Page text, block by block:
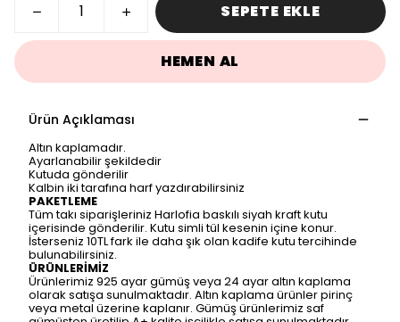
SEPETE EKLE
HEMEN AL
Ürün Açıklaması
Altın kaplamadır.
Ayarlanabilir şekildedir
Kutuda gönderilir
Kalbin iki tarafına harf yazdırabilirsiniz
PAKETLEME
Tüm takı siparişleriniz Harlofia baskılı siyah kraft kutu
içerisinde gönderilir. Kutu simli tül kesenin içine konur.
İsterseniz 10TL fark ile daha şık olan kadife kutu tercihinde
bulunabilirsiniz.
ÜRÜNLERİMİZ
Ürünlerimiz 925 ayar gümüş veya 24 ayar altın kaplama
olarak satışa sunulmaktadır. Altın kaplama ürünler pirinç
veya metal üzerine kaplanır. Gümüş ürünlerimiz saf